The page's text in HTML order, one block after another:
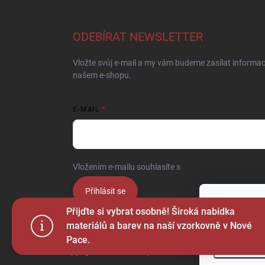
Tento
webu
Přijďte si vybrat osobně! Široká nabídka
materiálů a barev na naší vzorkovně v Nové
Pace.
ODEBÍRAT NEWSLETTER
Vložte svůj e-mail a my vám budeme zasílat
našem e-shopu.
E-MAIL
Vložením e-mailu souhlasíte s
Přihlásit se